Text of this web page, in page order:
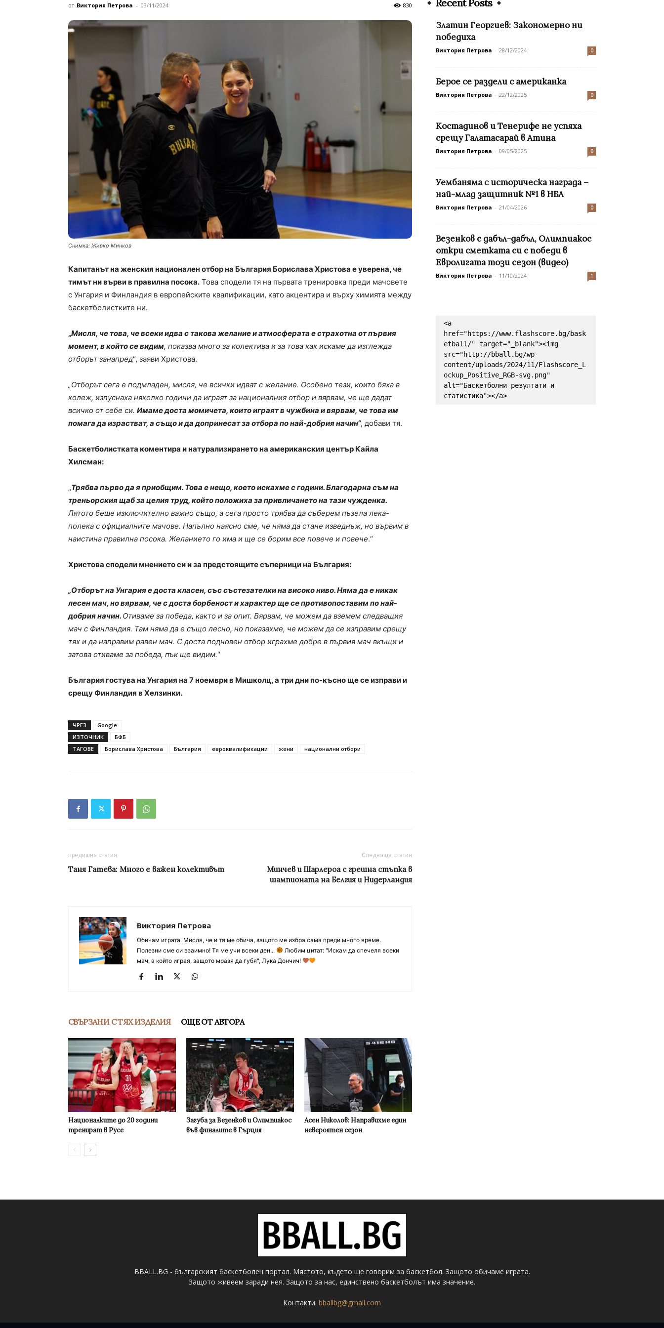
от Виктория Петрова - 03/11/2024 830
Снимка: Живко Минков
Капитанът на женския национален отбор на България Борислава Христова е уверена, че
тимът ни върви в правилна посока. Това сподели тя на първата тренировка преди мачовете
с Унгария и Финландия в европейските квалификации, като акцентира и върху химията между
баскетболистките ни.
„Мисля, че това, че всеки идва с такова желание и атмосферата е страхотна от първия
момент, в който се видим, показва много за колектива и за това как искаме да изглежда
отборът занапред“, заяви Христова.
„Отборът сега е подмладен, мисля, че всички идват с желание. Особено тези, които бяха в
колеж, изпуснаха няколко години да играят за националния отбор и вярвам, че ще дадат
всичко от себе си. Имаме доста момичета, които играят в чужбина и вярвам, че това им
помага да израстват, а също и да допринесат за отбора по най-добрия начин“, добави тя.
Баскетболистката коментира и натурализирането на американския център Кайла
Хилсман:
„Трябва първо да я приобщим. Това е нещо, което искахме с години. Благодарна съм на
треньорския щаб за целия труд, който положиха за привличането на тази чужденка.
Лятото беше изключително важно също, а сега просто трябва да съберем пъзела лека-
полека с официалните мачове. Напълно наясно сме, че няма да стане изведнъж, но вървим в
наистина правилна посока. Желанието го има и ще се борим все повече и повече.“
Христова сподели мнението си и за предстоящите съперници на България:
„Отборът на Унгария е доста класен, със състезателки на високо ниво. Няма да е никак
лесен мач, но вярвам, че с доста борбеност и характер ще се противопоставим по най-
добрия начин. Отиваме за победа, както и за опит. Вярвам, че можем да вземем следващия
мач с Финландия. Там няма да е също лесно, но показахме, че можем да се изправим срещу
тях и да направим равен мач. С доста подновен отбор играхме добре в първия мач вкъщи и
затова отиваме за победа, пък ще видим.“
България гостува на Унгария на 7 ноември в Мишколц, а три дни по-късно ще се изправи и
срещу Финландия в Хелзинки.
ЧРЕЗ
Google
ИЗТОЧНИК
БФБ
ТАГОВЕ
Борислава Христова България евроквалификации жени национални отбори
предишна статия
Таня Гатева: Много е важен колективът
Следваща статия
Минчев и Шарлероа с грешна стъпка в
шампионата на Белгия и Нидерландия
Виктория Петрова
Обичам играта. Мисля, че и тя ме обича, защото ме избра сама преди много време.
Полезни сме си взаимно! Тя ме учи всеки ден...
Любим цитат: "Искам да спечеля всеки
мач, в който играя, защото мразя да губя", Лука Дончич!
СВЪРЗАНИ С ТЯХ ИЗДЕЛИЯ ОЩЕ ОТ АВТОРА
Националките до 20 години
тренират в Русе
Загуба за Везенков и Олимпиакос
във финалите в Гърция
Асен Николов: Направихме един
невероятен сезон
Recent Posts
Златин Георгиев: Закономерно ни
победиха
Виктория Петрова - 28/12/2024 0
Берое се раздели с американка
Виктория Петрова - 22/12/2025 0
Костадинов и Тенерифе не успяха
срещу Галатасарай в Атина
Виктория Петрова - 09/05/2025 0
Уембаняма с историческа награда –
най-млад защитник №1 в НБА
Виктория Петрова - 21/04/2026 0
Везенков с дабъл-дабъл, Олимпиакос
откри сметката си с победи в
Евролигата този сезон (видео)
Виктория Петрова - 11/10/2024 1
<a
href="https://www.flashscore.bg/bask
etball/" target="_blank"><img
src="http://bball.bg/wp-
content/uploads/2024/11/Flashscore_L
ockup_Positive_RGB-svg.png"
alt="Баскетболни резултати и
статистика"></a>
BBALL.BG - българският баскетболен портал. Мястото, където ще говорим за баскетбол. Защото обичаме играта.
Защото живеем заради нея. Защото за нас, единствено баскетболът има значение.
Контакти: bballbg@gmail.com